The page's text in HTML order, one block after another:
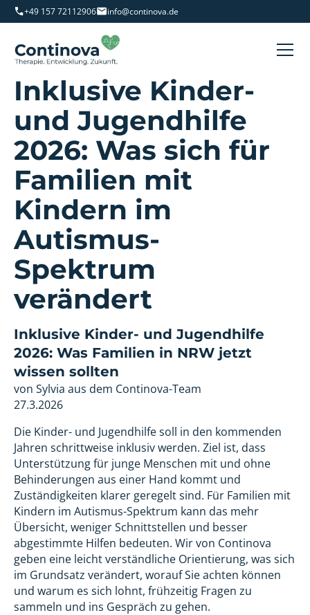
+49 157 72112906 info@continova.de
Inklusive Kinder-
und Jugendhilfe
2026: Was sich für
Familien mit
Kindern im
Autismus-
Spektrum
verändert
Inklusive Kinder- und Jugendhilfe
2026: Was Familien in NRW jetzt
wissen sollten
von Sylvia aus dem Continova-Team
27.3.2026
Die Kinder- und Jugendhilfe soll in den kommenden
Jahren schrittweise inklusiv werden. Ziel ist, dass
Unterstützung für junge Menschen mit und ohne
Behinderungen aus einer Hand kommt und
Zuständigkeiten klarer geregelt sind. Für Familien mit
Kindern im Autismus-Spektrum kann das mehr
Übersicht, weniger Schnittstellen und besser
abgestimmte Hilfen bedeuten. Wir von Continova
geben eine leicht verständliche Orientierung, was sich
im Grundsatz verändert, worauf Sie achten können
und warum es sich lohnt, frühzeitig Fragen zu
sammeln und ins Gespräch zu gehen.